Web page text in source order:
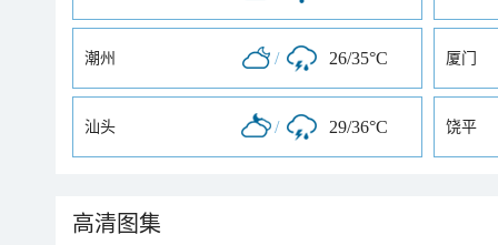
潮州 / 26/35°C 厦门
汕头 / 29/36°C 饶平
高清图集